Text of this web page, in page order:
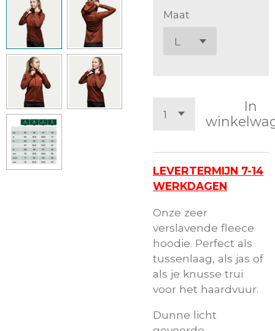
Maat
In
LEVERTERMIJN 7-14
WERKDAGEN
Onze zeer
verslavende fleece
hoodie. Perfect als
tussenlaag, als jas of
als je knusse trui
voor het haardvuur.
Dunne licht